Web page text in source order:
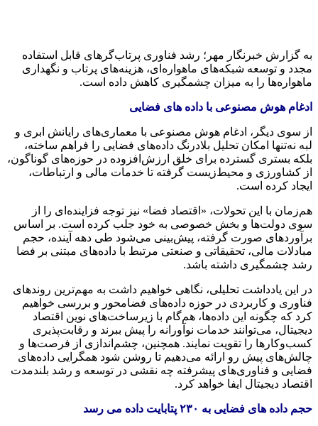
به گزارش خبرنگار مهر؛ رشد فناوری پرتاب‌گرهای قابل استفاده
مجدد و توسعه شبکه‌های ماهواره‌ای، هزینه‌های پرتاب و نگهداری
ماهواره‌ها را به میزان چشمگیری کاهش داده است.
ادغام هوش مصنوعی با داده های فضایی
از سوی دیگر، ادغام هوش مصنوعی با معماری‌های رایانش ابری و
لبه نه‌تنها امکان تحلیل بلادرنگ داده‌های فضایی را فراهم ساخته،
بلکه بستری گسترده برای خلق ارزش‌افزوده در حوزه‌های گوناگون،
از کشاورزی و محیط‌زیست گرفته تا خدمات مالی و ارتباطات،
ایجاد کرده است.
هم‌زمان با این تحولات، «اقتصاد فضا» نیز توجه فزاینده‌ای را از
سوی دولت‌ها و بخش خصوصی به خود جلب کرده است. بر اساس
برآوردهای صورت گرفته، پیش‌بینی می‌شود طی دهه آینده، حجم
مبادلات مالی، تحقیقاتی و صنعتی مرتبط با داده‌های مبتنی بر فضا
رشد چشمگیری داشته باشد.
در این یادداشت تحلیلی، نگاهی خواهیم داشت به مهم‌ترین روندهای
فناوری و کاربردی در حوزه داده‌های فضامحور و بررسی خواهیم
کرد که چگونه این داده‌ها، هم‌گام با زیرساخت‌های نوین اقتصاد
دیجیتال، می‌توانند خدمات نوآورانه را پیش ببرند و رقابت‌پذیری
کسب‌وکارها را تقویت نمایند. همچنین، چشم‌اندازی از فرصت‌ها و
چالش‌های پیش رو ارائه می‌دهیم تا روشن شود همگرایی داده‌های
فضایی و فناوری‌های پیشرفته چه نقشی در توسعه و رشد بلندمدت
اقتصاد دیجیتال ایفا خواهد کرد.
حجم داده های فضایی به ۲۳۰ پتابایت داده می رسد